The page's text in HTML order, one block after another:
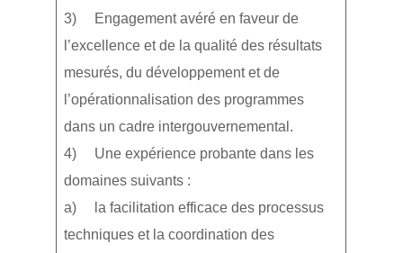
3) Engagement avéré en faveur de
l’excellence et de la qualité des résultats
mesurés, du développement et de
l’opérationnalisation des programmes
dans un cadre intergouvernemental.
4) Une expérience probante dans les
domaines suivants :
a) la facilitation efficace des processus
techniques et la coordination des